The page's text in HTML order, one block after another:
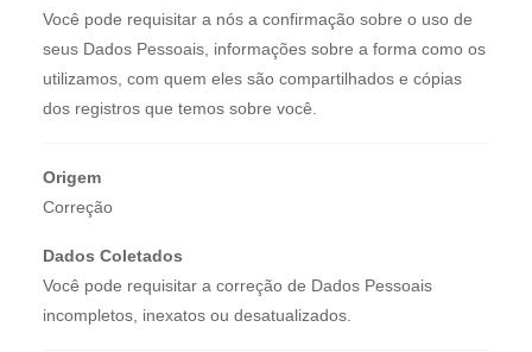
Você pode requisitar a nós a confirmação sobre o uso de
seus Dados Pessoais, informações sobre a forma como os
utilizamos, com quem eles são compartilhados e cópias
dos registros que temos sobre você.
Origem
Correção
Dados Coletados
Você pode requisitar a correção de Dados Pessoais
incompletos, inexatos ou desatualizados.